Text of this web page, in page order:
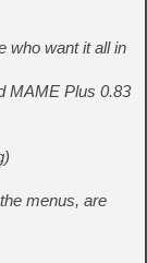
who want it all in
MAME Plus 0.83
menus, are